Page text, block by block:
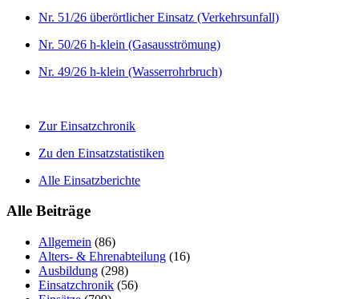
Nr. 51/26 überörtlicher Einsatz (Verkehrsunfall)
Nr. 50/26 h-klein (Gasausströmung)
Nr. 49/26 h-klein (Wasserrohrbruch)
Zur Einsatzchronik
Zu den Einsatzstatistiken
Alle Einsatzberichte
Alle Beiträge
Allgemein (86)
Alters- & Ehrenabteilung (16)
Ausbildung (298)
Einsatzchronik (56)